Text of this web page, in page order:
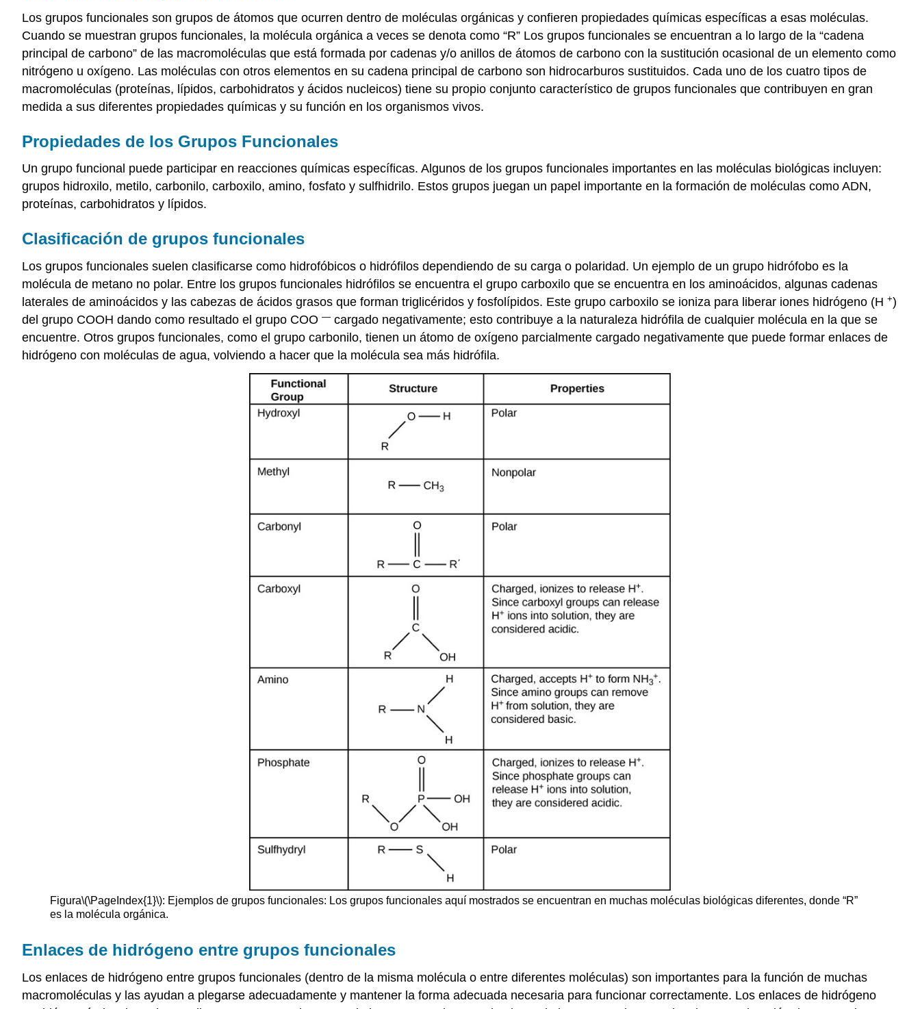
Los grupos funcionales son grupos de átomos que ocurren dentro de moléculas orgánicas y confieren propiedades químicas específicas a esas moléculas.
Cuando se muestran grupos funcionales, la molécula orgánica a veces se denota como “R” Los grupos funcionales se encuentran a lo largo de la “cadena
principal de carbono” de las macromoléculas que está formada por cadenas y/o anillos de átomos de carbono con la sustitución ocasional de un elemento como
nitrógeno u oxígeno. Las moléculas con otros elementos en su cadena principal de carbono son hidrocarburos sustituidos. Cada uno de los cuatro tipos de
macromoléculas (proteínas, lípidos, carbohidratos y ácidos nucleicos) tiene su propio conjunto característico de grupos funcionales que contribuyen en gran
medida a sus diferentes propiedades químicas y su función en los organismos vivos.
Propiedades de los Grupos Funcionales
Un grupo funcional puede participar en reacciones químicas específicas. Algunos de los grupos funcionales importantes en las moléculas biológicas incluyen:
grupos hidroxilo, metilo, carbonilo, carboxilo, amino, fosfato y sulfhidrilo. Estos grupos juegan un papel importante en la formación de moléculas como ADN,
proteínas, carbohidratos y lípidos.
Clasificación de grupos funcionales
Los grupos funcionales suelen clasificarse como hidrofóbicos o hidrófilos dependiendo de su carga o polaridad. Un ejemplo de un grupo hidrófobo es la
molécula de metano no polar. Entre los grupos funcionales hidrófilos se encuentra el grupo carboxilo que se encuentra en los aminoácidos, algunas cadenas
laterales de aminoácidos y las cabezas de ácidos grasos que forman triglicéridos y fosfolípidos. Este grupo carboxilo se ioniza para liberar iones hidrógeno (H +)
del grupo COOH dando como resultado el grupo COO — cargado negativamente; esto contribuye a la naturaleza hidrófila de cualquier molécula en la que se
encuentre. Otros grupos funcionales, como el grupo carbonilo, tienen un átomo de oxígeno parcialmente cargado negativamente que puede formar enlaces de
hidrógeno con moléculas de agua, volviendo a hacer que la molécula sea más hidrófila.
Figura\(\PageIndex{1}\): Ejemplos de grupos funcionales: Los grupos funcionales aquí mostrados se encuentran en muchas moléculas biológicas diferentes, donde “R”
es la molécula orgánica.
Enlaces de hidrógeno entre grupos funcionales
Los enlaces de hidrógeno entre grupos funcionales (dentro de la misma molécula o entre diferentes moléculas) son importantes para la función de muchas
macromoléculas y las ayudan a plegarse adecuadamente y mantener la forma adecuada necesaria para funcionar correctamente. Los enlaces de hidrógeno